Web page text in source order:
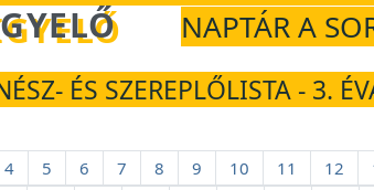
NAPTÁR A
ÉS SZEREPLŐLISTA - 3.
4 5 6 7 8 9 10 11 12